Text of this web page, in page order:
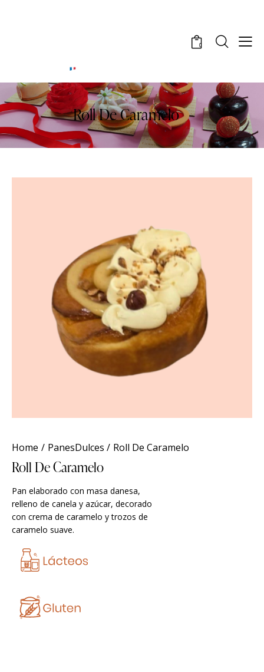
0
Roll De Caramelo
Home PanesDulces Roll De Caramelo
Roll De Caramelo
Pan elaborado con masa danesa,
relleno de canela y azúcar, decorado
con crema de caramelo y trozos de
caramelo suave.